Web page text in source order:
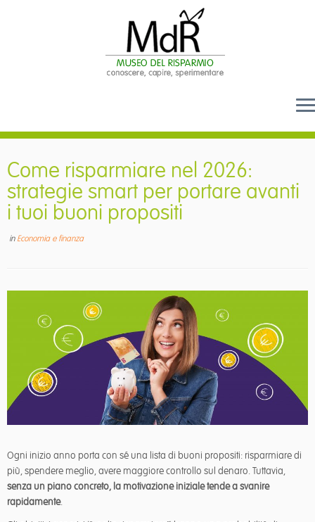
contenuto
Come risparmiare nel 2026:
strategie smart per portare avanti
i tuoi buoni propositi
in Economia e finanza
Ogni inizio anno porta con sé una lista di buoni propositi: risparmiare di
più, spendere meglio, avere maggiore controllo sul denaro. Tuttavia,
senza un piano concreto, la motivazione iniziale tende a svanire
rapidamente.